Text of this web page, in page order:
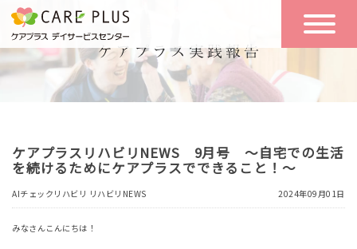
こんな方に
おすすめ
一日の流れ
一日体験
空き状況
実践報告 NEWS
ケアプラスリハビリNEWS 9月号 ～自宅での生活
を続けるためにケアプラスでできること！～
AIチェックリハビリ リハビリNEWS 2024年09月01日
みなさんこんにちは！